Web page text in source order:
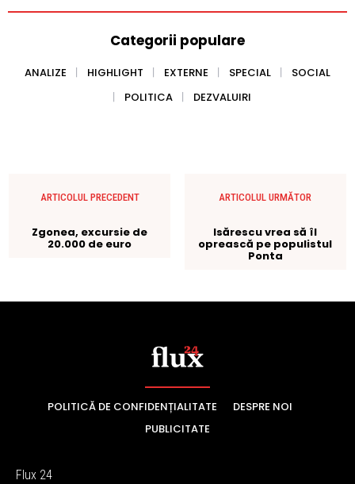
POLITICĂ DE CONFIDENȚIALITATE
DESPRE NOI
PUBLICITATE
Flux 24